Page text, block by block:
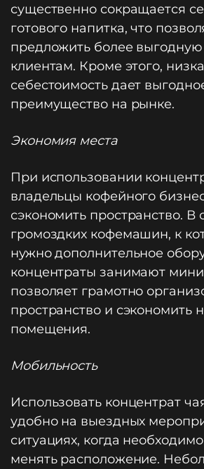
существенно сокращается
готового напитка, что
предложить более
клиентам. Кроме этого,
себестоимость дает
преимущество на рынке.
Экономия места
При использовании
владельцы кофейного
сэкономить пространство. В
громоздких кофемашин, к
нужно дополнительное
концентраты занимают
позволяет грамотно
пространство и сэкономить
помещения.
Мобильность
Использовать концентрат
удобно на выездных
ситуациях, когда
менять расположение.